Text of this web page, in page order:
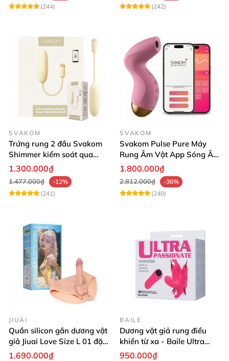
(244)
(242)
SVAKOM
Trứng rung 2 đầu Svakom
Shimmer kiểm soát qua
App kích thích đa điểm
1.300.000₫
1.477.000₫
-12%
(241)
SVAKOM
Svakom Pulse Pure Máy
Rung Âm Vật App Sóng Âm
Tăng Khoái Cảm
1.800.000₫
2.812.000₫
-36%
(240)
JIUAI
Quần silicon gắn dương vật
giả Jiuai Love Size L 01 đặc
ruột cho Les
1.690.000₫
BAILE
Dương vật giả rung điều
khiển từ xa - Baile Ultra
Passionate
950.000₫